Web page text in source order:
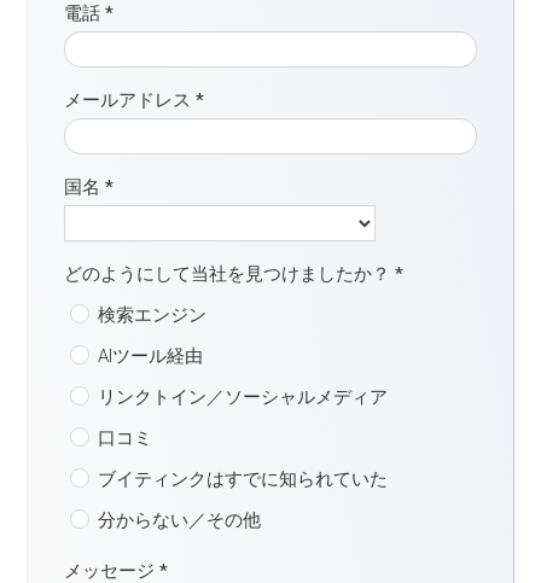
電話*
メールアドレス*
国名*
どのようにして当社を見つけましたか？*
検索エンジン
AIツール経由
リンクトイン／ソーシャルメディア
口コミ
ブイティンクはすでに知られていた
分からない／その他
メッセージ*